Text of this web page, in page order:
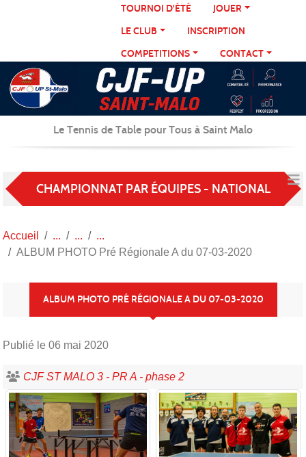
TOURNOI D'ÉTÉ
JOUER
LE CLUB
INSCRIPTION
COMPETITIONS
CONTACT
Le Tennis de Table pour Tous à Saint Malo
CHAMPIONNAT PAR ÉQUIPES - NATIONAL
Accueil
ALBUM PHOTO Pré Régionale A du 07-03-2020
ALBUM PHOTO PRÉ RÉGIONALE A DU 07-03-2020
Publié le 06 mai 2020
CJF ST MALO 3 - PR A - phase 2
Panneau de gestion des cookies